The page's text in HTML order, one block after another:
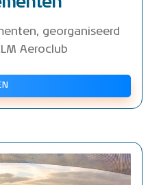
georganiseerd
Aeroclub